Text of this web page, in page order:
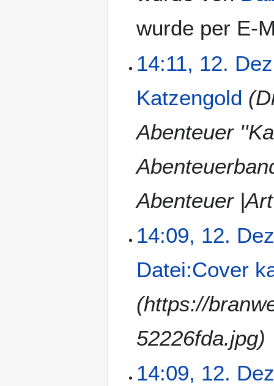
wurde per E-
14:11, 12.
Katzengold
Abenteuer
Abenteuer
14:09, 12.
Datei:Cover
(https://
52226fda.jpg)
14:09, 12.